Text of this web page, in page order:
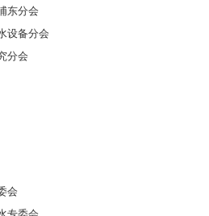
东分会
设备分会
分会
会